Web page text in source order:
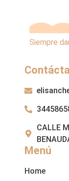
Siempre
Menú
Home
CALLE